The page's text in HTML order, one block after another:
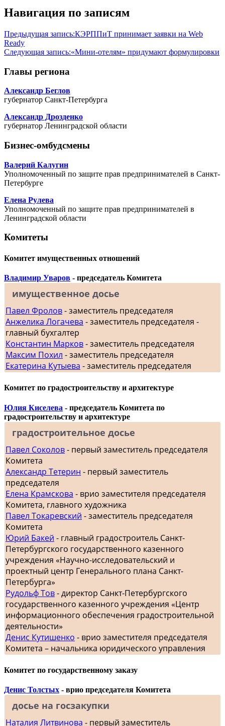
Навигация по записям
Предыдущая запись:КЭРППиТ принимает заявки на Web
Ready
Следующая запись:«Мини-отелям» придумают формулировки
Главы региона
Александр Беглов
губернатор Санкт-Петербурга
Александр Дрозденко
губернатор Ленинградской области
Бизнес-омбудсмены
Валерий Калугин
Уполномоченный по защите прав предпринимателей в Санкт-
Петербурге
Елена Рулева
Уполномоченный по защите прав предпринимателей в
Ленинградской области
Комитеты
Комитет имущественных отношений
Владимир Уваров - председатель Комитета
имущественное досье
Павел Фролов- заместитель председателя
Анжелика Логачева - заместитель председателя -
главный бухгалтер
Константин Марков- заместитель председателя
Максим Похил - заместитель председателя
Екатерина Кутыева - заместитель председателя
Комитет по градостроительству и архитектуре
Юлия Киселева - председатель Комитета по
градостроительству и архитектуре
градостроительное досье
Павел Соколов- первый заместитель председателя
Комитета
Александр Тетерин - первый заместитель
председателя
Елена Крамскова - врио заместителя председателя
Комитета, главного художника
Павел Токаревский - заместитель председателя
Комитета
Юрий Бакей - главный градостроитель Санкт-
Петербургского государственного казенного
учреждения «Научно-исследовательский и
проектный центр Генерального плана Санкт-
Петербурга»
Рудольф Тов- директор Санкт-Петербургского
государственного казенного учреждения «Центр
информационного обеспечения градостроительной
деятельности»
Денис Кутишенко - врио заместителя председателя
Комитета – начальника юридического управления
Комитет по государственному заказу
Денис Толстых - врио председателя Комитета
досье на госзакупки
Наталия Литвинова - первый заместитель